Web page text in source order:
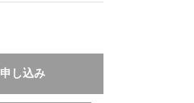
申し込み